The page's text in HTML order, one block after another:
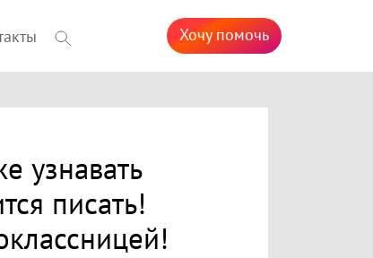
Хочу помочь
узнавать
писать!